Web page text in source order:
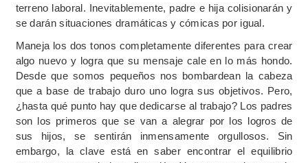
terreno laboral. Inevitablemente, padre e hija colisionarán y
se darán situaciones dramáticas y cómicas por igual.
Maneja los dos tonos completamente diferentes para crear
algo nuevo y logra que su mensaje cale en lo más hondo.
Desde que somos pequeños nos bombardean la cabeza
que a base de trabajo duro uno logra sus objetivos. Pero,
¿hasta qué punto hay que dedicarse al trabajo? Los padres
son los primeros que se van a alegrar por los logros de
sus hijos, se sentirán inmensamente orgullosos. Sin
embargo, la clave está en saber encontrar el equilibrio